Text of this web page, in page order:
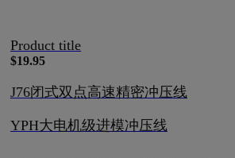
Product title
$19.95
J76闭式双点高速精密冲压线
YPH大电机级进模冲压线